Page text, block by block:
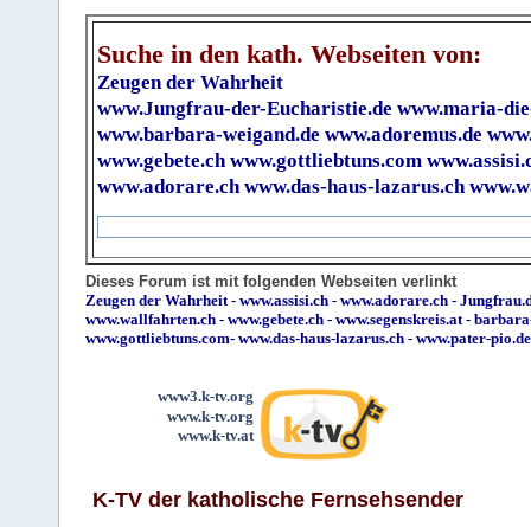
Suche in den kath. Webseiten von:
Zeugen der Wahrheit
www.Jungfrau-der-Eucharistie.de www.maria-
www.barbara-weigand.de www.adoremus.de
www.gebete.ch www.gottliebtuns.com
www.adorare.ch www.das-haus-lazarus.ch
Dieses Forum ist mit folgenden Webseiten verlinkt
Zeugen der Wahrheit - www.assisi.ch - www.adorare.ch -
www.wallfahrten.ch - www.gebete.ch - www.segenskreis.at -
www.gottliebtuns.com- www.das-haus-lazarus.ch - www.pater-pio.de
www3.k-tv.org
www.k-tv.org
www.k-tv.at
K-TV der katholische Fernsehsender